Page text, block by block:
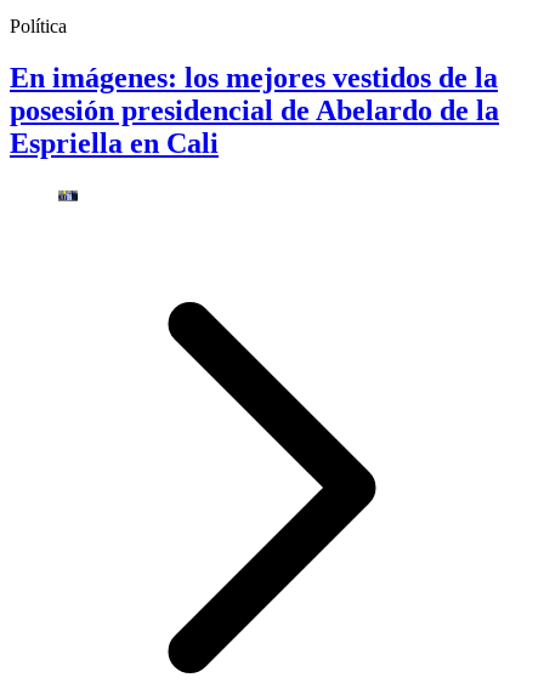
Política
En imágenes: los mejores vestidos de la
posesión presidencial de Abelardo de la
Espriella en Cali